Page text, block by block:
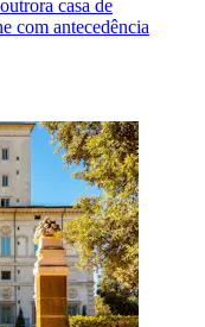
casa de
com antecedência